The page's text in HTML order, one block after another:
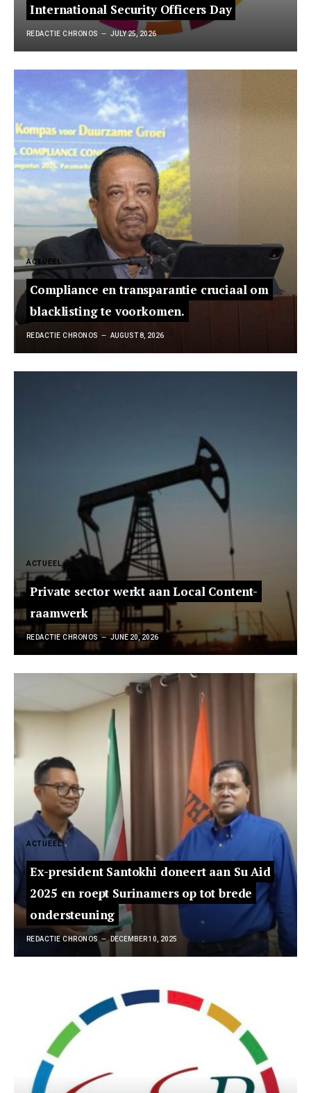
International Security Officers Day
REDACTIE CHRONOS JULY 25, 2026
ACTUEEL
Compliance en transparantie cruciaal om
blacklisting te voorkomen.
REDACTIE CHRONOS AUGUST 8, 2026
ACTUEEL
Private sector werkt aan Local Content-
raamwerk
REDACTIE CHRONOS JUNE 20, 2026
ACTUEEL
Ex-president Santokhi doneert aan Su Aid
2025 en roept Surinamers op tot brede
ondersteuning
REDACTIE CHRONOS DECEMBER 10, 2025